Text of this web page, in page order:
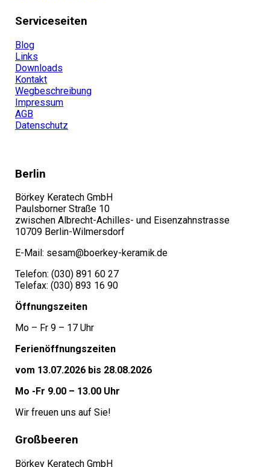
Serviceseiten
Blog
Links
Downloads
Kontakt
Wegbeschreibung
Impressum
AGB
Datenschutz
Berlin
Börkey Keratech GmbH
Paulsborner Straße 10
zwischen Albrecht-Achilles- und Eisenzahnstrasse
10709 Berlin-Wilmersdorf
E-Mail: sesam@boerkey-keramik.de
Telefon: (030) 891 60 27
Telefax: (030) 893 16 90
Öffnungszeiten
Mo – Fr 9 – 17 Uhr
Ferienöffnungszeiten
vom 13.07.2026 bis 28.08.2026
Mo -Fr 9.00 – 13.00 Uhr
Wir freuen uns auf Sie!
Großbeeren
Börkey Keratech GmbH